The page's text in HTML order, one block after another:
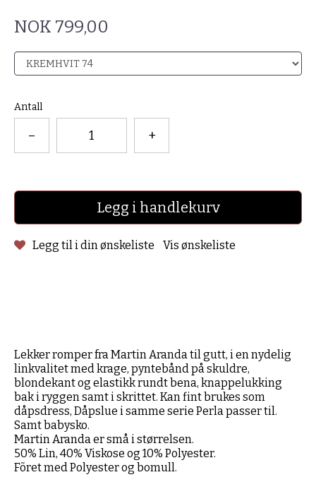
NOK 799,00
Antall
– +
Legg i handlekurv
Legg til i din ønskeliste Vis ønskeliste
Lekker romper fra Martin Aranda til gutt, i en nydelig
linkvalitet med krage, pyntebånd på skuldre,
blondekant og elastikk rundt bena, knappelukking
bak i ryggen samt i skrittet. Kan fint brukes som
dåpsdress, Dåpslue i samme serie Perla passer til.
Samt babysko.
Martin Aranda er små i størrelsen.
50% Lin, 40% Viskose og 10% Polyester.
Fõret med Polyester og bomull.